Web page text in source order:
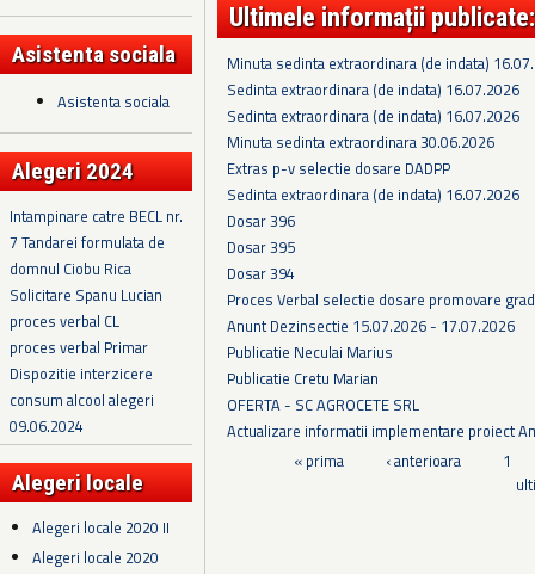
Asistenta sociala
Asistenta sociala
Alegeri 2024
Intampinare catre BECL nr.
7 Tandarei formulata de
domnul Ciobu Rica
Solicitare Spanu Lucian
proces verbal CL
proces verbal Primar
Dispozitie interzicere
consum alcool alegeri
09.06.2024
Alegeri locale
Alegeri locale 2020 II
Alegeri locale 2020
Ultimele informații publicate:
Minuta sedinta extraordinara (de indata)
Sedinta extraordinara (de indata) 16.07.2026
Sedinta extraordinara (de indata) 16.07.2026
Minuta sedinta extraordinara 30.06.2026
Extras p-v selectie dosare DADPP
Sedinta extraordinara (de indata) 16.07.2026
Dosar 396
Dosar 395
Dosar 394
Proces Verbal selectie dosare promovare
Anunt Dezinsectie 15.07.2026 - 17.07.2026
Publicatie Neculai Marius
Publicatie Cretu Marian
OFERTA - SC AGROCETE SRL
Actualizare informatii implementare proiect
Pagini« prima ‹ anterioara
1